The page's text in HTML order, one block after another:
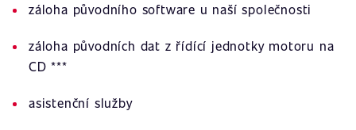
záloha původního software u naší společnosti
záloha původních dat z řídící jednotky motoru na
CD ***
asistenční služby